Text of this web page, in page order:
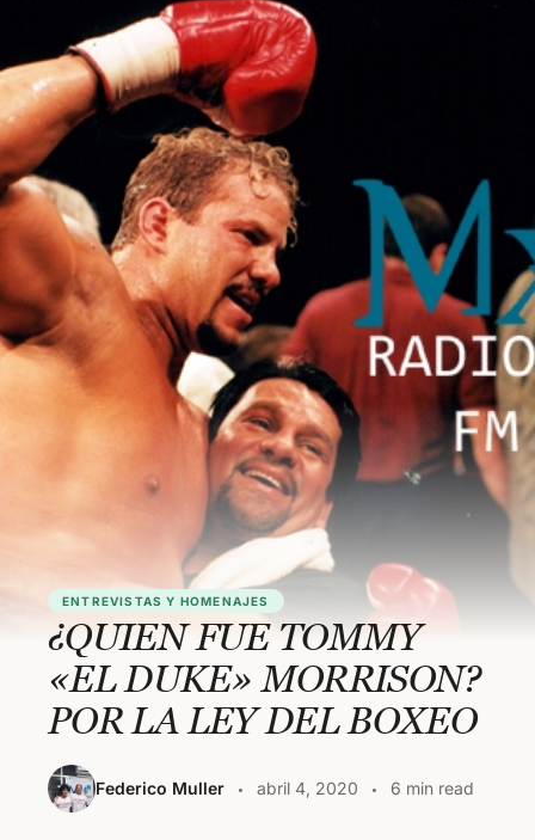
ENTREVISTAS Y HOMENAJES
¿QUIEN FUE TOMMY
«EL DUKE» MORRISON?
POR LA LEY DEL BOXEO
Federico Muller abril 4, 2020 6 min read